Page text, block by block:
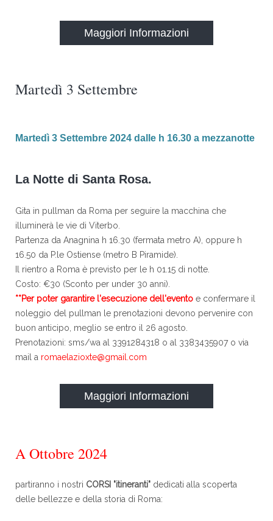
Maggiori Informazioni
Martedì 3 Settembre
Martedì 3 Settembre 2024 dalle h 16.30 a mezzanotte
La Notte di Santa Rosa.
Gita in pullman da Roma per seguire la macchina che
illuminerà le vie di Viterbo.
Partenza da Anagnina h 16.30 (fermata metro A), oppure h
16.50 da P.le Ostiense (metro B Piramide).
Il rientro a Roma è previsto per le h 01.15 di notte.
Costo: €30 (Sconto per under 30 anni).
**Per poter garantire l'esecuzione dell'evento e confermare il
noleggio del pullman le prenotazioni devono pervenire con
buon anticipo, meglio se entro il 26 agosto.
Prenotazioni: sms/wa al 3391284318 o al 3383435907 o via
mail a romaelazioxte@gmail.com
Maggiori Informazioni
A Ottobre 2024
partiranno i nostri CORSI "itineranti" dedicati alla scoperta
delle bellezze e della storia di Roma: